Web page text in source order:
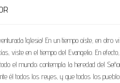
Iglesia! En un tiempo oíste, en
viste en el tiempo del Evangelio. En
el mundo; contempla la heredad del
él todos los reyes, y que todos los